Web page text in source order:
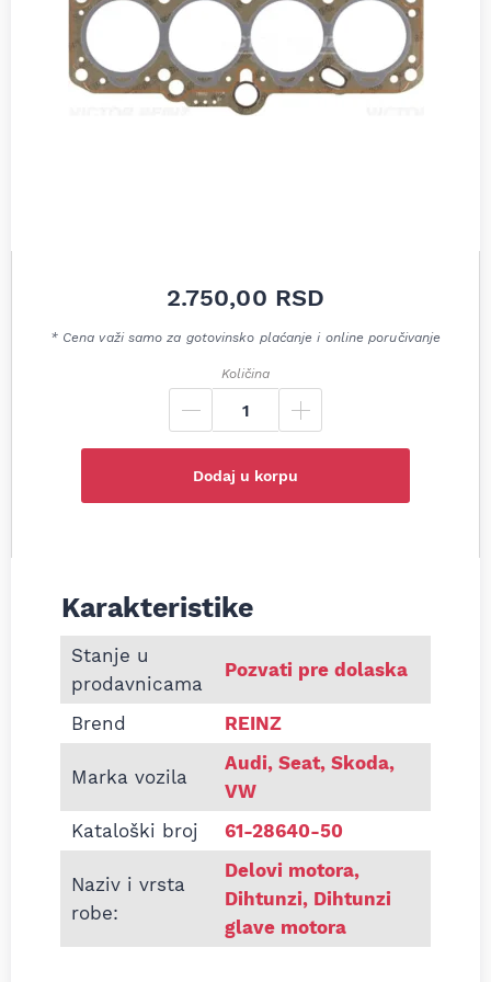
2.750,00 RSD
* Cena važi samo za gotovinsko plaćanje i online poručivanje
Količina
Dodaj u korpu
Informacije o Dihtung glave Audi 80 Golf 1.6 D 80-
Karakteristike
Stanje u
prodavnicama
Pozvati pre dolaska
Brend REINZ
Marka vozila
Audi, Seat, Skoda,
VW
Kataloški broj
61-28640-50
Naziv i vrsta
robe:
Delovi motora,
Dihtunzi, Dihtunzi
glave motora